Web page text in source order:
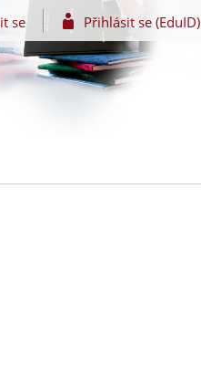
se Přihlásit se (EduID)